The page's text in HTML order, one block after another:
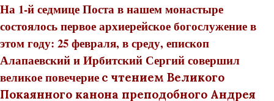
На 1-й седмице Поста в нашем монастыре
состоялось первое архиерейское богослужение в
этом году: 25 февраля, в среду, епископ
Алапаевский и Ирбитский Сергий совершил
великое повечерие с чтением Великого
Покаянного канона преподобного Андрея